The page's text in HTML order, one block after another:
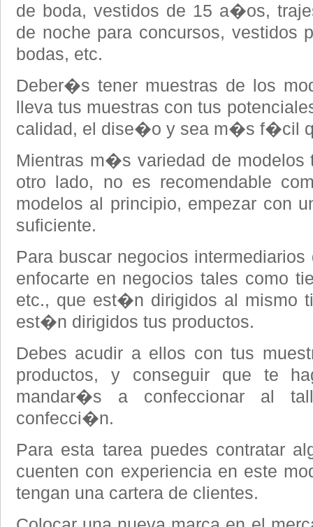
de boda, vestidos de 15 a�os,
de noche para concursos, vestidos
bodas, etc.
Deber�s tener muestras de los
lleva tus muestras con tus
calidad, el dise�o y sea m�s f�cil
Mientras m�s variedad de modelos
otro lado, no es recomendable
modelos al principio, empezar con
suficiente.
Para buscar negocios
enfocarte en negocios tales como
etc., que est�n dirigidos al mismo
est�n dirigidos tus productos.
Debes acudir a ellos con tus
productos, y conseguir que te
mandar�s a confeccionar al
confecci�n.
Para esta tarea puedes contratar
cuenten con experiencia en este
tengan una cartera de clientes.